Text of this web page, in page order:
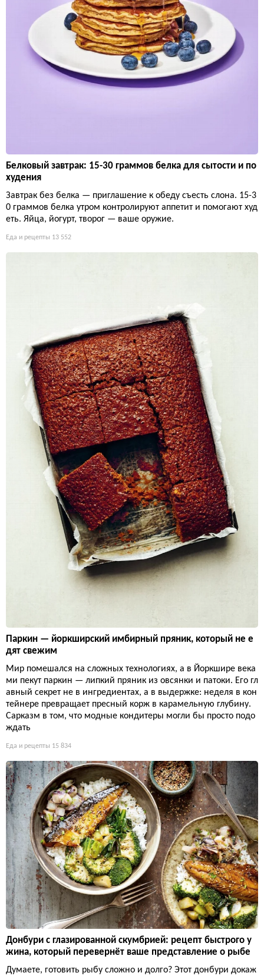
Белковый завтрак: 15-30 граммов белка для сытости и по
худения
Завтрак без белка — приглашение к обеду съесть слона. 15-3
0 граммов белка утром контролируют аппетит и помогают худ
еть. Яйца, йогурт, творог — ваше оружие.
Еда и рецепты 13 552
Паркин — йоркширский имбирный пряник, который не е
дят свежим
Мир помешался на сложных технологиях, а в Йоркшире века
ми пекут паркин — липкий пряник из овсянки и патоки. Его гл
авный секрет не в ингредиентах, а в выдержке: неделя в кон
тейнере превращает пресный корж в карамельную глубину.
Сарказм в том, что модные кондитеры могли бы просто подо
ждать
Еда и рецепты 15 834
Донбури с глазированной скумбрией: рецепт быстрого у
жина, который перевернёт ваше представление о рыбе
Думаете, готовить рыбу сложно и долго? Этот донбури докаж